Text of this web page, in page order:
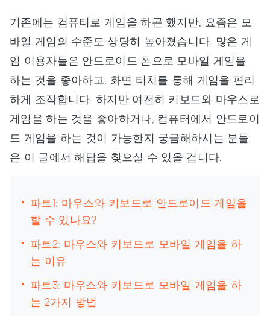
기존에는 컴퓨터로 게임을 하곤 했지만, 요즘은 모
바일 게임의 수준도 상당히 높아졌습니다. 많은 게
임 이용자들은 안드로이드 폰으로 모바일 게임을
하는 것을 좋아하고, 화면 터치를 통해 게임을 편리
하게 조작합니다. 하지만 여전히 키보드와 마우스로
게임을 하는 것을 좋아하거나, 컴퓨터에서 안드로이
드 게임을 하는 것이 가능한지 궁금해하시는 분들
은 이 글에서 해답을 찾으실 수 있을 겁니다.
파트1: 마우스와 키보드로 안드로이드 게임을
할 수 있나요?
파트2: 마우스와 키보드로 모바일 게임을 하
는 이유
파트3: 마우스와 키보드로 모바일 게임을 하
는 2가지 방법